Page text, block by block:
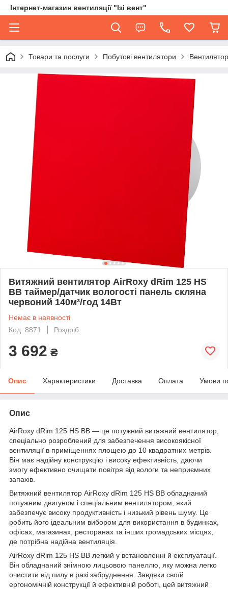
Інтернет-магазин вентиляції "Ізі вент"
Товари та послуги Побутові вентилятори
Витяжний вентилятор AirRoxy dRim 125 HS
BB таймер/датчик вологості панель скляна
червоний 140м³/год 14Вт
Немає в наявності
Код: 8871
Роздріб
3 692 ₴
Опис Характеристики Доставка Оплата Умови
Опис
AirRoxy dRim 125 HS BB — це потужний витяжний вентилятор,
спеціально розроблений для забезпечення високоякісної
вентиляції в приміщеннях площею до 10 квадратних метрів.
Він має надійну конструкцію і високу ефективність, даючи
змогу ефективно очищати повітря від вологи та неприємних
запахів.
Витяжний вентилятор AirRoxy dRim 125 HS BB обладнаний
потужним двигуном і спеціальним вентилятором, який
забезпечує високу продуктивність і низький рівень шуму. Це
робить його ідеальним вибором для використання в будинках,
офісах, магазинах, ресторанах та інших громадських місцях,
де потрібна надійна вентиляція.
AirRoxy dRim 125 HS BB легкий у встановленні й експлуатації.
Він обладнаний знімною лицьовою панеллю, яку можна легко
очистити від пилу в разі забруднення. Завдяки своїй
ергономічній конструкції й ефективній роботі, цей витяжний